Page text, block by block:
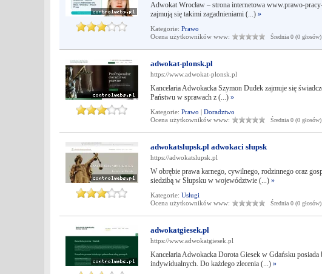
Adwokat Wrocław – strona internetowa www.prawo-
zajmują się takimi zagadnieniami (...) »
Kategorie: Prawo
Ocena użytkowników www:
Średnia 0 (0 głosów)
adwokat-plonsk.pl
https://www.adwokat-plonsk.pl
Kancelaria Adwokacka Szymon Dudek zajmuje się
Państwu w sprawach z (...) »
Kategorie: Prawo | Doradztwo
Ocena użytkowników www:
Średnia 0 (0 głosów)
adwokatslupsk.pl adwokaci słupsk
https://adwokatslupsk.pl
W obrębie prawa karnego, cywilnego, rodzinnego oraz
siedzibą w Słupsku w województwie (...) »
Kategorie: Usługi
Ocena użytkowników www:
Średnia 0 (0 głosów)
adwokatgiesek.pl
https://www.adwokatgiesek.pl
Kancelaria Adwokacka Dorota Giesek w Gdańsku
indywidualnych. Do każdego zlecenia (...) »